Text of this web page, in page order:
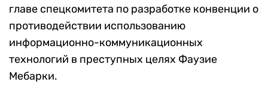
главе спецкомитета по разработке конвенции о
противодействии использованию
информационно-коммуникационных
технологий в преступных целях Фаузие
Мебарки.